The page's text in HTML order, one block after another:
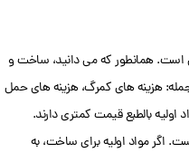
است. همانطور که می دانید، ساخت و
هزینه های کمرگ، هزینه های حمل
بالطبع قیمت کمتری دارند.
اگر مواد اولیه برای ساخت، به